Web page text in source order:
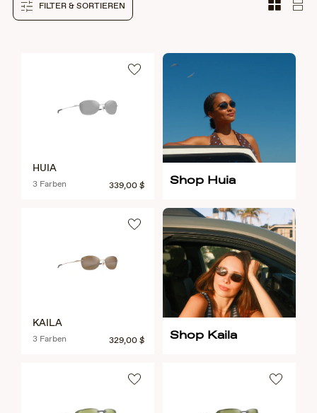
FILTER & SORTIEREN
HUIA
3 Farben 339,00 $ Shop Huia
KAILA
3 Farben 329,00 $ Shop Kaila